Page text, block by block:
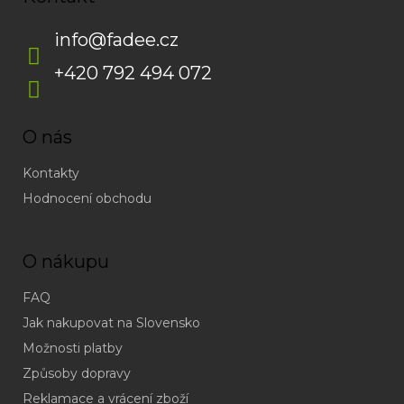
info@fadee.cz
+420 792 494 072
O nás
Kontakty
Hodnocení obchodu
O nákupu
FAQ
Jak nakupovat na Slovensko
Možnosti platby
Způsoby dopravy
Reklamace a vrácení zboží